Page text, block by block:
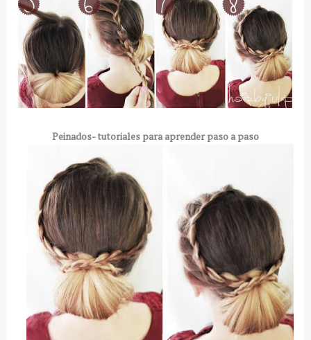
Peinados- tutoriales para aprender paso a paso